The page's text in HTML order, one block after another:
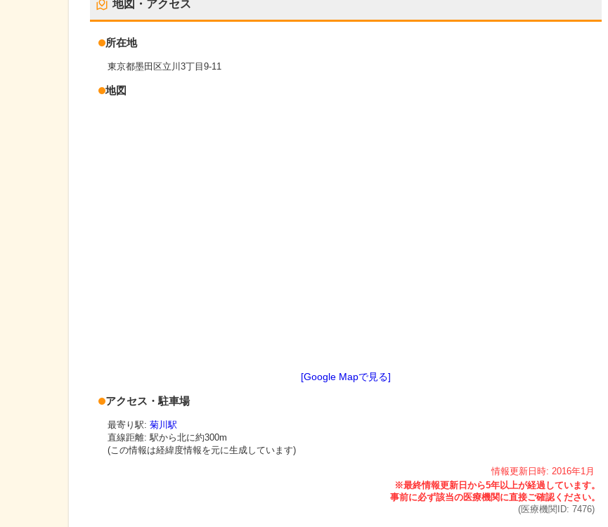
地図・アクセス
所在地
東京都墨田区立川3丁目9-11
地図
[Google Mapで見る]
アクセス・駐車場
最寄り駅: 菊川駅
直線距離: 駅から北に約300m
(この情報は経緯度情報を元に生成しています)
情報更新日時: 2016年1月
(医療機関ID: 7476)